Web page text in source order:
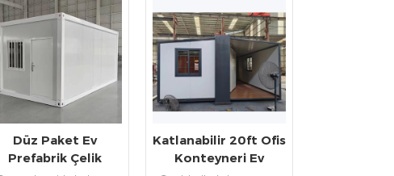
Düz Paket Ev
Prefabrik Çelik
Katlanabilir 20ft Ofis
Konteyneri Ev